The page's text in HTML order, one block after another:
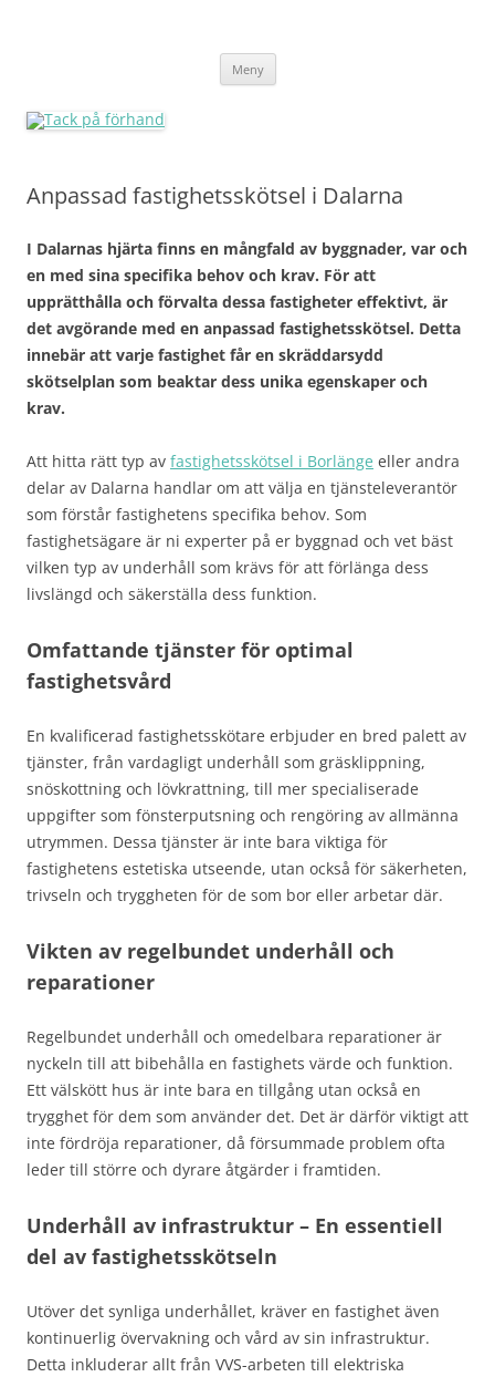
Meny Hoppa
innehåll
Anpassad fastighetsskötsel i Dalarna
I Dalarnas hjärta finns en mångfald av byggnader, var och
en med sina specifika behov och krav. För att
upprätthålla och förvalta dessa fastigheter effektivt, är
det avgörande med en anpassad fastighetsskötsel. Detta
innebär att varje fastighet får en skräddarsydd
skötselplan som beaktar dess unika egenskaper och
krav.
Att hitta rätt typ av fastighetsskötsel i Borlänge eller andra
delar av Dalarna handlar om att välja en tjänsteleverantör
som förstår fastighetens specifika behov. Som
fastighetsägare är ni experter på er byggnad och vet bäst
vilken typ av underhåll som krävs för att förlänga dess
livslängd och säkerställa dess funktion.
Omfattande tjänster för optimal
fastighetsvård
En kvalificerad fastighetsskötare erbjuder en bred palett av
tjänster, från vardagligt underhåll som gräsklippning,
snöskottning och lövkrattning, till mer specialiserade
uppgifter som fönsterputsning och rengöring av allmänna
utrymmen. Dessa tjänster är inte bara viktiga för
fastighetens estetiska utseende, utan också för säkerheten,
trivseln och tryggheten för de som bor eller arbetar där.
Vikten av regelbundet underhåll och
reparationer
Regelbundet underhåll och omedelbara reparationer är
nyckeln till att bibehålla en fastighets värde och funktion.
Ett välskött hus är inte bara en tillgång utan också en
trygghet för dem som använder det. Det är därför viktigt att
inte fördröja reparationer, då försummade problem ofta
leder till större och dyrare åtgärder i framtiden.
Underhåll av infrastruktur – En essentiell
del av fastighetsskötseln
Utöver det synliga underhållet, kräver en fastighet även
kontinuerlig övervakning och vård av sin infrastruktur.
Detta inkluderar allt från VVS-arbeten till elektriska